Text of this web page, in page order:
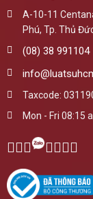
A-10-11
Phú, Tp. Thủ
(08) 38 991104
Taxcode:
Mon - Fri 08:15